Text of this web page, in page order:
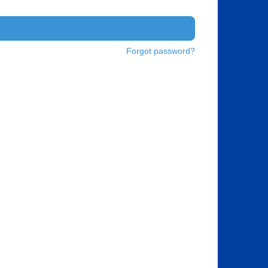
Forgot password?